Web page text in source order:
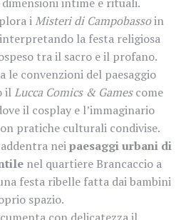
iMisteri di Campobassoin
la festa religiosa
tra il sacro e il profano.
le convenzioni del paesaggio
ilLucca Comics & Gamescome
il cosplay e l’immaginario
pratiche culturali condivise.
neipaesaggi urbani di
nel quartiere Brancaccio a
festa ribelle fatta dai bambini
spazio.